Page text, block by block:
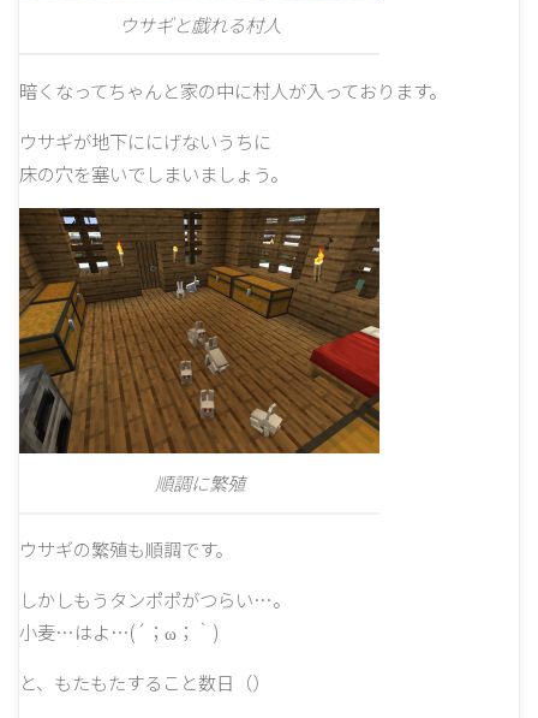
ウサギと戯れる村人
暗くなってちゃんと家の中に村人が入っております。
ウサギが地下ににげないうちに
床の穴を塞いでしまいましょう。
順調に繁殖
ウサギの繁殖も順調です。
しかしもうタンポポがつらい…。
小麦…はよ…(´；ω；｀)
と、もたもたすること数日（）